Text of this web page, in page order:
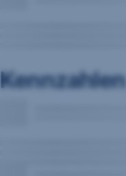
Kennzahlen